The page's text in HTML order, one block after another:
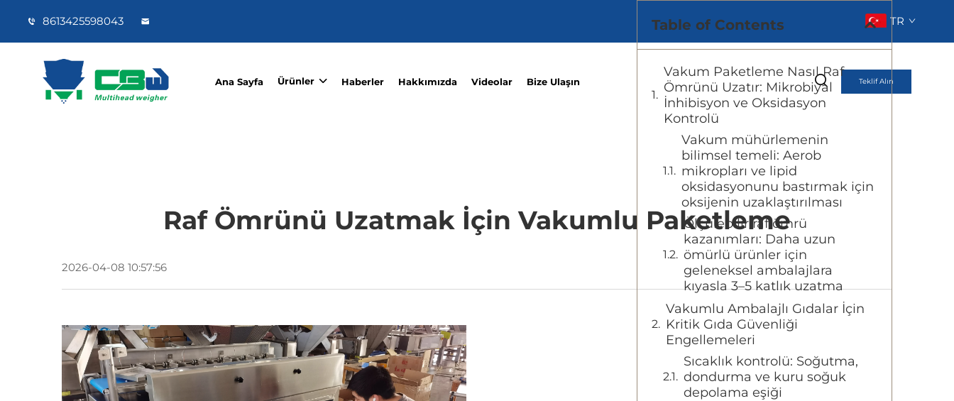
8613425598043 TR
Ana Sayfa Ürünler Haberler Hakkımızda Videolar Bize Ulaşın Teklif Alın
Raf Ömrünü Uzatmak İçin Vakumlu Paketleme
2026-04-08 10:57:56
Table of Contents
Vakum Paketleme Nasıl Raf
Ömrünü Uzatır: Mikrobiyal
İnhibisyon ve Oksidasyon
Kontrolü
Vakum mühürlemenin
bilimsel temeli: Aerob
mikropları ve lipid
oksidasyonunu bastırmak için
oksijenin uzaklaştırılması
Ölçülebilir raf ömrü
kazanımları: Daha uzun
ömürlü ürünler için
geleneksel ambalajlara
kıyasla 3–5 katlık uzatma
Vakumlu Ambalajlı Gıdalar İçin
Kritik Gıda Güvenliği
Engellemeleri
Sıcaklık kontrolü: Soğutma,
dondurma ve kuru soğuk
depolama eşiği